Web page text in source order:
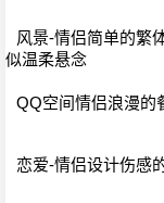
风景-情侣简单的繁
似温柔悬念
QQ空间情侣浪漫的
恋爱-情侣设计伤感